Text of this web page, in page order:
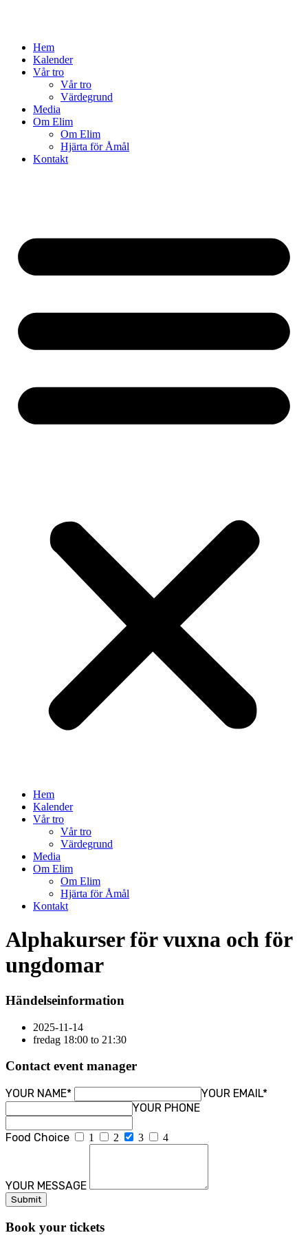
Hem
Kalender
Vår tro
Vår tro
Värdegrund
Media
Om Elim
Om Elim
Hjärta för Åmål
Kontakt
Hem
Kalender
Vår tro
Vår tro
Värdegrund
Media
Om Elim
Om Elim
Hjärta för Åmål
Kontakt
Alphakurser för vuxna och för
ungdomar
Händelseinformation
2025-11-14
fredag 18:00 to 21:30
Contact event manager
YOUR NAME*
YOUR EMAIL*
YOUR PHONE
Food Choice 1 2 3 4
YOUR MESSAGE
Book your tickets